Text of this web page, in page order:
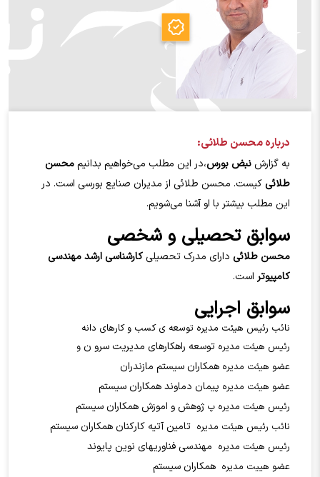
درباره محسن طلائي:
به گزارش نبض بورس،در این مطلب می‌خواهیم بدانیممحسن
طلائيکیست. محسن طلائي از مدیران صنایع بورسی است. در
این مطلب بیشتر با او آشنا می‌شویم.
سوابق تحصیلی و شخصی
محسن طلائي دارای مدرک تحصیلی کارشناسی ارشد مهندسی
کامپیوتراست.
سوابق اجرایی
نائب رئیس هیئت مدیره توسعه ی کسب و کارهای دانه
رئیس هیئت مدیره توسعه راهکارهای مدیریت سرو ن و
عضو هیئت مدیره همکاران سیستم مازندران
عضو هیئت مدیره پیمان دماوند همکاران سیستم
رئیس هیئت مدیره پ ژوهش و اموزش همکاران سیستم
نائب رئیس هیئت مدیره تامین آتیه کارکنان همکاران سیستم
رئیس هیئت مدیره مهندسی فناوریهای نوین پایوند
عضو هییت مدیره همکاران سیستم